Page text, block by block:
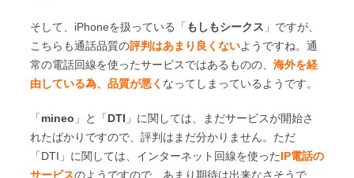
そして、iPhoneを扱っている「 もしもシークス 」ですが、
こちらも通話品質の評判はあまり良くないようですね。通
常の電話回線を使ったサービスではあるものの、 海外を経
由している為、品質が悪く なってしまっているようです。
「mineo 」と「DTI 」に関しては、まだサービスが開始さ
れたばかりですので、評判はまだ分かりません。ただ
「DTI」に関しては、インターネット回線を使ったIP電話の
サービスのようですので、あまり期待は出来なさそうで